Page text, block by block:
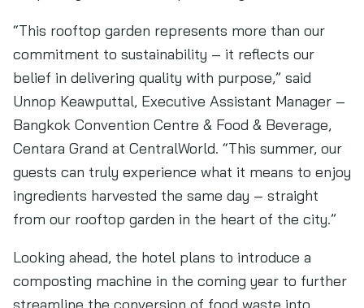
“This rooftop garden represents more than our
commitment to sustainability – it reflects our
belief in delivering quality with purpose,” said
Unnop Keawputtal, Executive Assistant Manager –
Bangkok Convention Centre & Food & Beverage,
Centara Grand at CentralWorld. “This summer, our
guests can truly experience what it means to enjoy
ingredients harvested the same day – straight
from our rooftop garden in the heart of the city.”
Looking ahead, the hotel plans to introduce a
composting machine in the coming year to further